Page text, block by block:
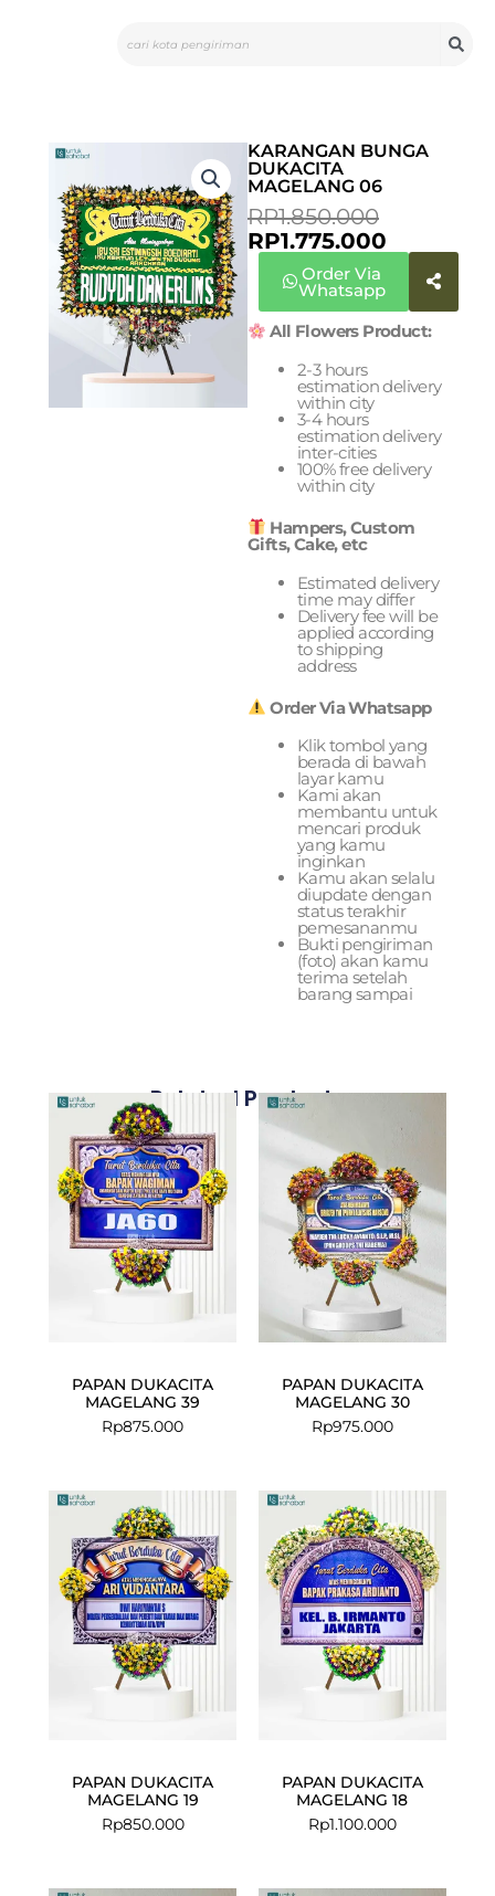
KARANGAN BUNGA
DUKACITA
MAGELANG 06
RP1.850.000
RP1.775.000
Order Via
Whatsapp
All Flowers Product:
2-3 hours
estimation delivery
within city
3-4 hours
estimation delivery
inter-cities
100% free delivery
within city
Hampers, Custom
Gifts, Cake, etc
Estimated delivery
time may differ
Delivery fee will be
applied according
to shipping
address
Order Via Whatsapp
Klik tombol yang
berada di bawah
layar kamu
Kami akan
membantu untuk
mencari produk
yang kamu
inginkan
Kamu akan selalu
diupdate dengan
status terakhir
pemesananmu
Bukti pengiriman
(foto) akan kamu
terima setelah
barang sampai
Related Products
PAPAN DUKACITA
MAGELANG 39
Rp875.000
PAPAN DUKACITA
MAGELANG 30
Rp975.000
PAPAN DUKACITA
MAGELANG 19
Rp850.000
PAPAN DUKACITA
MAGELANG 18
Rp1.100.000